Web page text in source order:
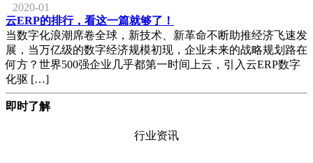
2020-01
云ERP的排行，看这一篇就够了！
当数字化浪潮席卷全球，新技术、新革命不断助推经济飞速发
展，当万亿级的数字经济规模初现，企业未来的战略规划路在
何方？世界500强企业几乎都第一时间上云，引入云ERP数字
化驱 […]
即时了解
行业资讯